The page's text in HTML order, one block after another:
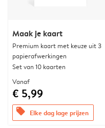
Maak je kaart
Premium kaart met keuze uit 3
papierafwerkingen
Set van 10 kaarten
Vanaf
€ 5,99
offers Elke dag lage prijzen